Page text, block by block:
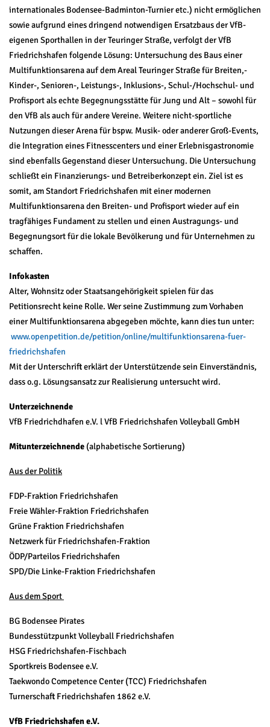
internationales Bodensee-Badminton-Turnier etc.) nicht ermöglichen
sowie aufgrund eines dringend notwendigen Ersatzbaus der VfB-
eigenen Sporthallen in der Teuringer Straße, verfolgt der VfB
Friedrichshafen folgende Lösung: Untersuchung des Baus einer
Multifunktionsarena auf dem Areal Teuringer Straße für Breiten,-
Kinder-, Senioren-, Leistungs-, Inklusions-, Schul-/Hochschul- und
Profisport als echte Begegnungsstätte für Jung und Alt – sowohl für
den VfB als auch für andere Vereine. Weitere nicht-sportliche
Nutzungen dieser Arena für bspw. Musik- oder anderer Groß-Events,
die Integration eines Fitnesscenters und einer Erlebnisgastronomie
sind ebenfalls Gegenstand dieser Untersuchung. Die Untersuchung
schließt ein Finanzierungs- und Betreiberkonzept ein. Ziel ist es
somit, am Standort Friedrichshafen mit einer modernen
Multifunktionsarena den Breiten- und Profisport wieder auf ein
tragfähiges Fundament zu stellen und einen Austragungs- und
Begegnungsort für die lokale Bevölkerung und für Unternehmen zu
schaffen.
Infokasten
Alter, Wohnsitz oder Staatsangehörigkeit spielen für das
Petitionsrecht keine Rolle. Wer seine Zustimmung zum Vorhaben
einer Multifunktionsarena abgegeben möchte, kann dies tun unter:
www.openpetition.de/petition/online/multifunktionsarena-fuer-
friedrichshafen
Mit der Unterschrift erklärt der Unterstützende sein Einverständnis,
dass o.g. Lösungsansatz zur Realisierung untersucht wird.
Unterzeichnende
VfB Friedrichdhafen e.V. l VfB Friedrichshafen Volleyball GmbH
Mitunterzeichnende (alphabetische Sortierung)
Aus der Politik
FDP-Fraktion Friedrichshafen
Freie Wähler-Fraktion Friedrichshafen
Grüne Fraktion Friedrichshafen
Netzwerk für Friedrichshafen-Fraktion
ÖDP/Parteilos Friedrichshafen
SPD/Die Linke-Fraktion Friedrichshafen
Aus dem Sport
BG Bodensee Pirates
Bundesstützpunkt Volleyball Friedrichshafen
HSG Friedrichshafen-Fischbach
Sportkreis Bodensee e.V.
Taekwondo Competence Center (TCC) Friedrichshafen
Turnerschaft Friedrichshafen 1862 e.V.
VfB Friedrichshafen e.V.